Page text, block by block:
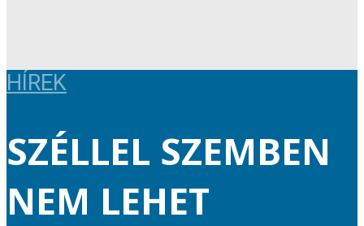
HÍREK
SZÉLLEL SZEMBEN
NEM LEHET